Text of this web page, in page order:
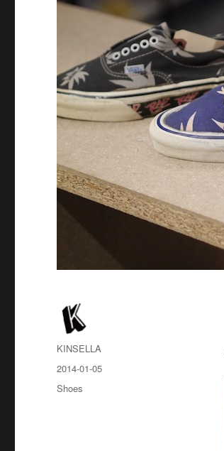
投
稿
KINSELLA
投
稿
2014-01-05
カ
Shoes